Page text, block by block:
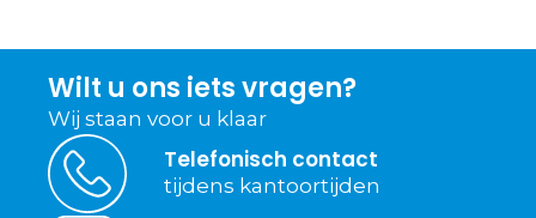
Wilt u ons iets vragen?
Wij staan voor u klaar
Telefonisch contact
tijdens kantoortijden